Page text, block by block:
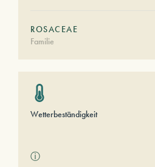
ROSACEAE
Familie
Wetterbeständigkeit
ⓘ